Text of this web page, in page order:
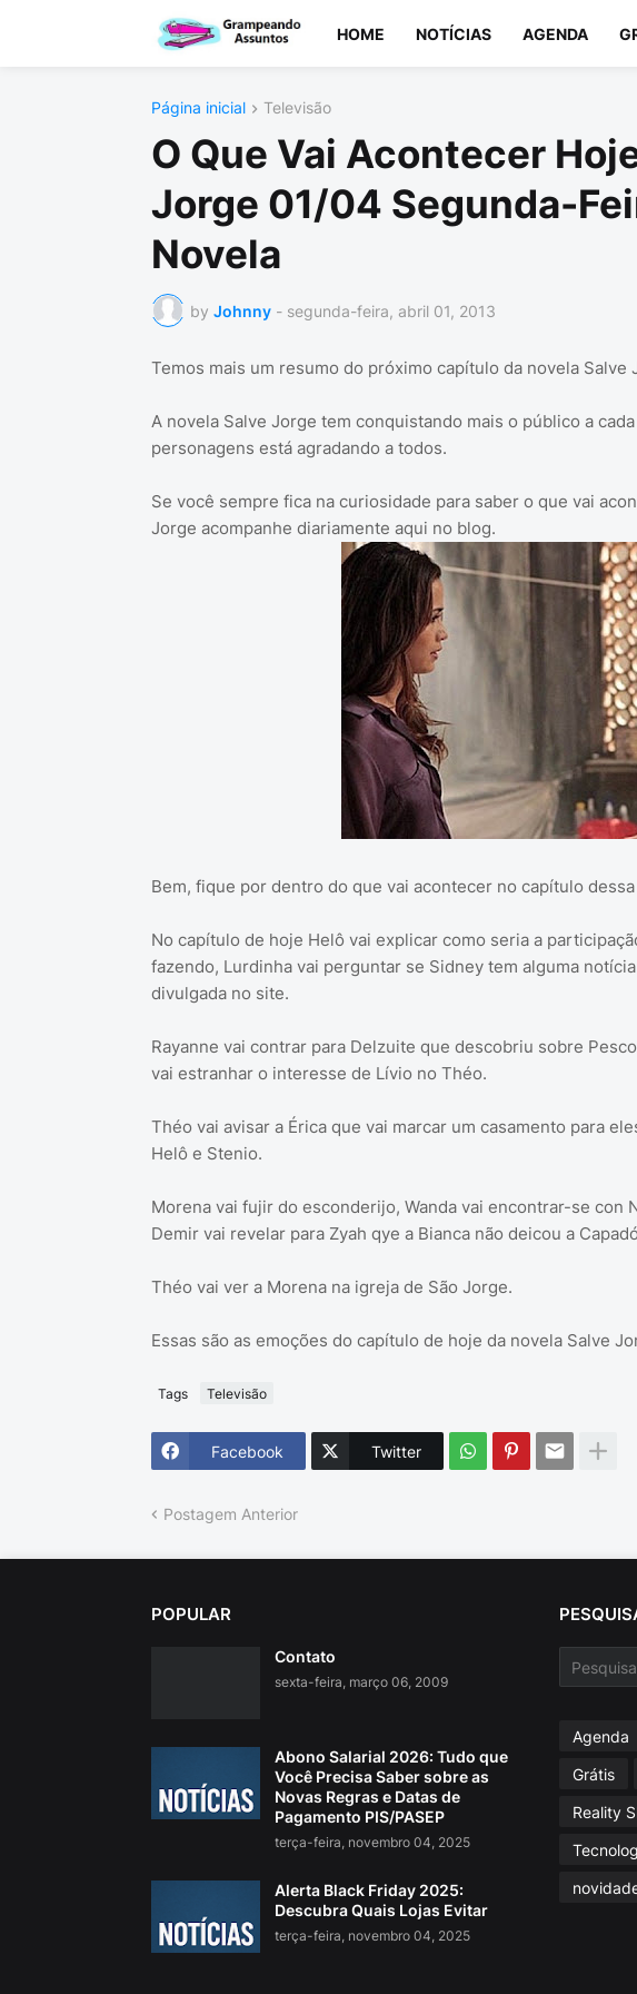
HOME NOTÍCIAS AGENDA
Página inicial Televisão
O Que Vai Acontecer
Jorge 01/04 Segunda-
Novela
by Johnny - segunda-feira, abril 01, 2013
Temos mais um resumo do próximo capítulo da novela
A novela Salve Jorge tem conquistando mais o público a
personagens está agradando a todos.
Se você sempre fica na curiosidade para saber o que vai
Jorge acompanhe diariamente aqui no blog.
Bem, fique por dentro do que vai acontecer no capítulo
No capítulo de hoje Helô vai explicar como seria a
fazendo, Lurdinha vai perguntar se Sidney tem alguma
divulgada no site.
Rayanne vai contrar para Delzuite que descobriu sobre
vai estranhar o interesse de Lívio no Théo.
Théo vai avisar a Érica que vai marcar um casamento para
Helô e Stenio.
Morena vai fujir do esconderijo, Wanda vai encontrar-se con
Demir vai revelar para Zyah qye a Bianca não deicou a
Théo vai ver a Morena na igreja de São Jorge.
Essas são as emoções do capítulo de hoje da novela Salve
Tags Televisão
Facebook Twitter
Postagem Anterior
POPULAR
Contato
sexta-feira, março 06, 2009
Abono Salarial 2026: Tudo que
Você Precisa Saber sobre as
Novas Regras e Datas de
Pagamento PIS/PASEP
terça-feira, novembro 04, 2025
Alerta Black Friday 2025:
Descubra Quais Lojas Evitar
terça-feira, novembro 04, 2025
Agenda
Grátis
Reality